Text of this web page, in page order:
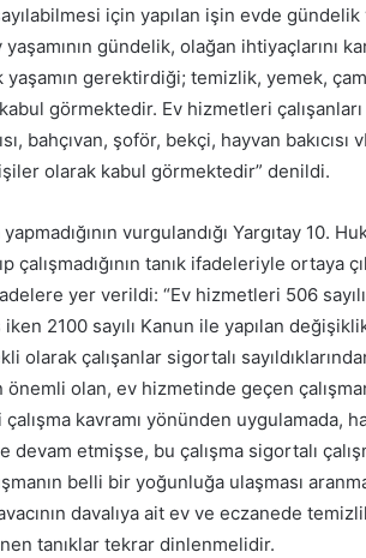
için yapılan işin evde gündelik
gündelik, olağan ihtiyaçlarını
gerektirdiği; temizlik, yemek,
görmektedir. Ev hizmetleri
bahçıvan, şoför, bekçi, hayvan
olarak kabul görmektedir” denildi.
vurgulandığı Yargıtay 10.
çalışmadığının tanık ifadeleriyle ortaya
yer verildi: “Ev hizmetleri 506
2100 sayılı Kanun ile yapılan
çalışanlar sigortalı
olan, ev hizmetinde geçen
çalışma kavramı yönünden uygulamada,
etmişse, bu çalışma sigortalı
belli bir yoğunluğa ulaşması
davalıya ait ev ve eczanede
tanıklar tekrar dinlenmelidir.